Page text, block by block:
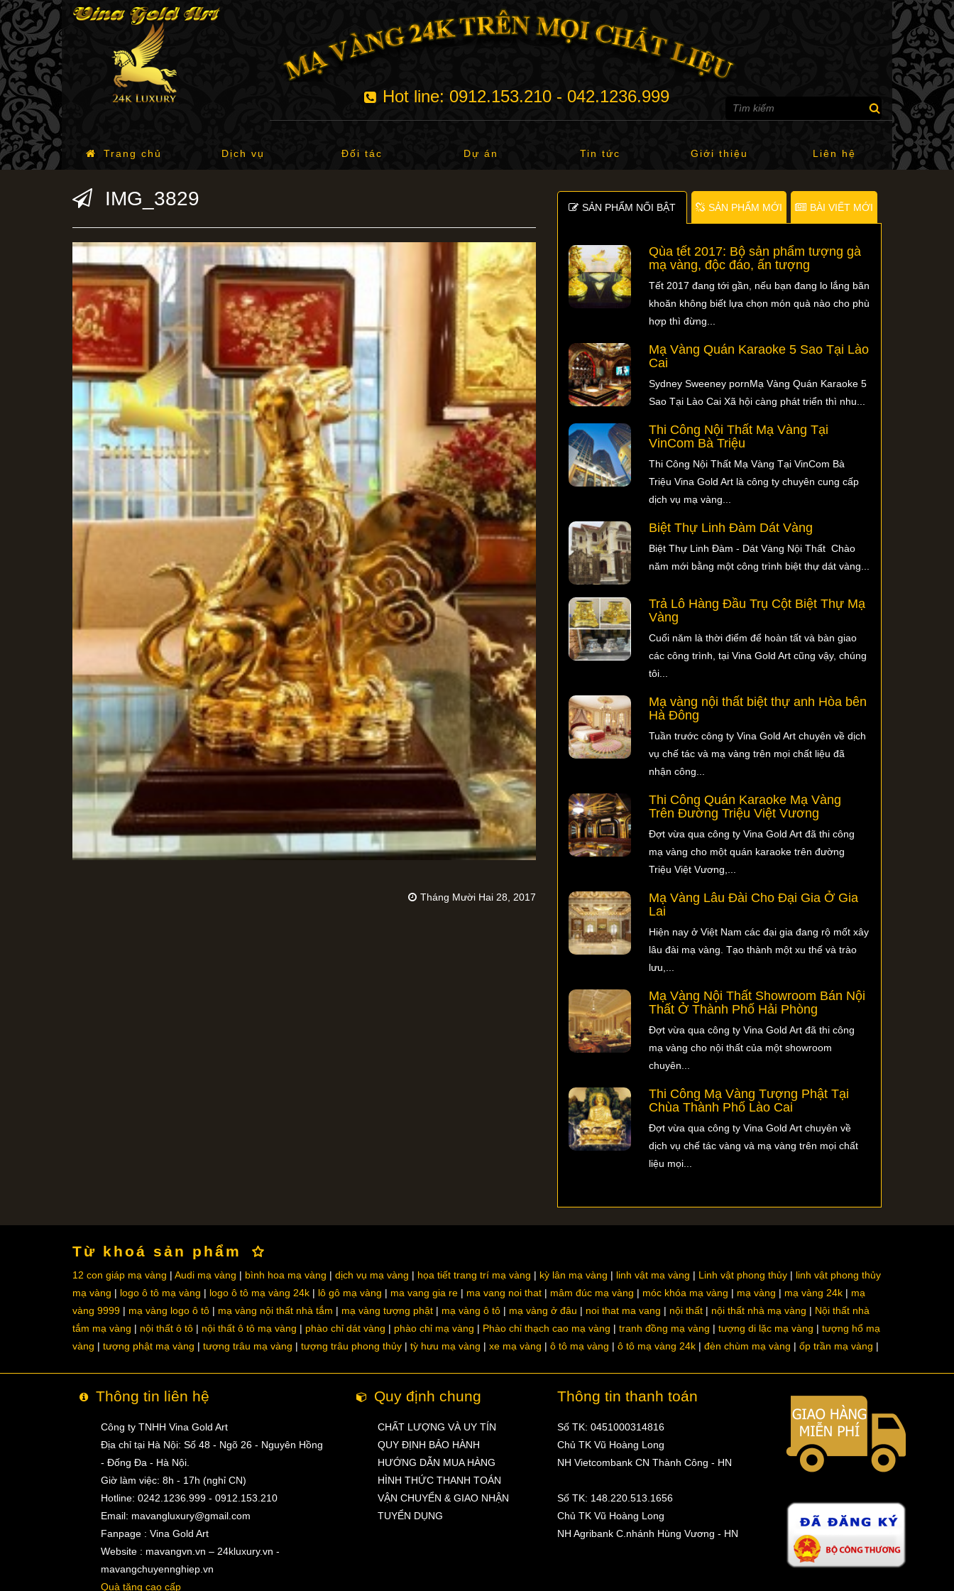
Hot line: 0912.153.210 - 042.1236.999
Trang chủ Dịch vụ Đối tác Dự án Tin tức Giới thiệu Liên hệ
IMG_3829
Tháng Mười Hai 28, 2017
SẢN PHẨM NỐI BẬT SẢN PHẨM MỚI BÀI VIẾT MỚI
Qùa tết 2017: Bộ sản phẩm tượng gà
mạ vàng, độc đáo, ấn tượng
Tết 2017 đang tới gần, nếu bạn đang lo lắng băn
khoăn không biết lựa chọn món quà nào cho phù
hợp thì đừng...
Mạ Vàng Quán Karaoke 5 Sao Tại Lào
Cai
Sydney Sweeney pornMạ Vàng Quán Karaoke 5
Sao Tại Lào Cai Xã hội càng phát triển thì nhu...
Thi Công Nội Thất Mạ Vàng Tại
VinCom Bà Triệu
Thi Công Nội Thất Mạ Vàng Tại VinCom Bà
Triệu Vina Gold Art là công ty chuyên cung cấp
dịch vụ mạ vàng...
Biệt Thự Linh Đàm Dát Vàng
Biệt Thự Linh Đàm - Dát Vàng Nội Thất Chào
năm mới bằng một công trình biệt thự dát vàng...
Trả Lô Hàng Đầu Trụ Cột Biệt Thự Mạ
Vàng
Cuối năm là thời điểm để hoàn tất và bàn giao
các công trình, tại Vina Gold Art cũng vậy, chúng
tôi...
Mạ vàng nội thất biệt thự anh Hòa bên
Hà Đông
Tuần trước công ty Vina Gold Art chuyên về dịch
vụ chế tác và mạ vàng trên mọi chất liệu đã
nhận công...
Thi Công Quán Karaoke Mạ Vàng
Trên Đường Triệu Việt Vương
Đợt vừa qua công ty Vina Gold Art đã thi công
mạ vàng cho một quán karaoke trên đường
Triệu Việt Vương,...
Mạ Vàng Lâu Đài Cho Đại Gia Ở Gia
Lai
Hiện nay ở Việt Nam các đại gia đang rộ mốt xây
lâu đài mạ vàng. Tạo thành một xu thế và trào
lưu,...
Mạ Vàng Nội Thất Showroom Bán Nội
Thất Ở Thành Phố Hải Phòng
Đợt vừa qua công ty Vina Gold Art đã thi công
mạ vàng cho nội thất của một showroom
chuyên...
Thi Công Mạ Vàng Tượng Phật Tại
Chùa Thành Phố Lào Cai
Đợt vừa qua công ty Vina Gold Art chuyên về
dịch vụ chế tác vàng và mạ vàng trên mọi chất
liệu mọi...
Từ khoá sản phẩm
12 con giáp mạ vàng Audi mạ vàng bình hoa mạ vàng dịch vụ mạ vàng họa tiết trang trí mạ vàng kỳ lân mạ vàng linh vật mạ vàng Linh vật phong thủy
linh vật phong thủy
mạ vàng
logo ô tô mạ vàng logo ô tô mạ vàng 24k lô gô mạ vàng ma vang gia re ma vang noi that mâm đúc mạ vàng móc khóa mạ vàng mạ vàng mạ vàng 24k
mạ
vàng 9999
mạ vàng logo ô tô mạ vàng nội thất nhà tắm mạ vàng tượng phật mạ vàng ô tô mạ vàng ở đâu noi that ma vang nội thất nội thất nhà mạ vàng
Nội thất nhà
tắm mạ vàng
nội thất ô tô nội thất ô tô mạ vàng phào chỉ dát vàng phào chỉ mạ vàng Phào chỉ thạch cao mạ vàng tranh đồng mạ vàng tượng di lặc mạ vàng
tượng hổ mạ
vàng
tượng phật mạ vàng tượng trâu mạ vàng tượng trâu phong thủy tỳ hưu mạ vàng xe mạ vàng ô tô mạ vàng ô tô mạ vàng 24k đèn chùm mạ vàng ốp trần mạ vàng
Thông tin liên hệ
Công ty TNHH Vina Gold Art
Địa chỉ tại Hà Nội: Số 48 - Ngõ 26 - Nguyên Hồng
- Đống Đa - Hà Nội.
Giờ làm việc: 8h - 17h (nghỉ CN)
Hotline: 0242.1236.999 - 0912.153.210
Email: mavangluxury@gmail.com
Fanpage : Vina Gold Art
Website : mavangvn.vn – 24kluxury.vn -
mavangchuyennghiep.vn
Quà tặng cao cấp
Quy định chung
CHẤT LƯỢNG VÀ UY TÍN
QUY ĐỊNH BẢO HÀNH
HƯỚNG DẪN MUA HÀNG
HÌNH THỨC THANH TOÁN
VẬN CHUYỂN & GIAO NHẬN
TUYỂN DỤNG
Thông tin thanh toán
Số TK: 0451000314816
Chủ TK Vũ Hoàng Long
NH Vietcombank CN Thành Công - HN
Số TK: 148.220.513.1656
Chủ TK Vũ Hoàng Long
NH Agribank C.nhánh Hùng Vương - HN